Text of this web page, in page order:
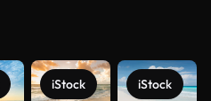
iStock iStock